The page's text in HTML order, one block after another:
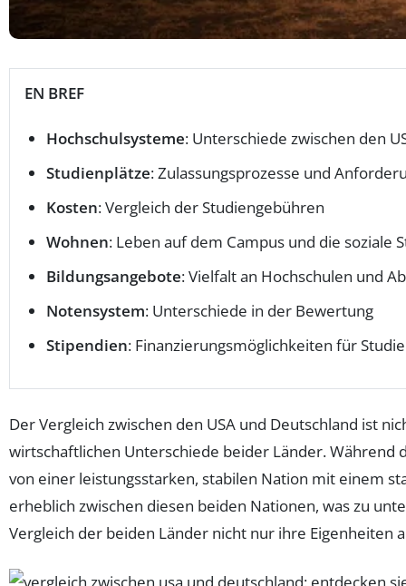
EN BREF
Hochschulsysteme: Unterschiede zwischen den
Studienplätze: Zulassungsprozesse und
Kosten: Vergleich der Studiengebühren
Wohnen: Leben auf dem Campus und die soziale
Bildungsangebote: Vielfalt an Hochschulen und
Notensystem: Unterschiede in der Bewertung
Stipendien: Finanzierungsmöglichkeiten für
Der Vergleich zwischen den USA und Deutschland ist
wirtschaftlichen Unterschiede beider Länder. Während
von einer leistungsstarken, stabilen Nation mit einem
erheblich zwischen diesen beiden Nationen, was zu
Vergleich der beiden Länder nicht nur ihre Eigenheiten